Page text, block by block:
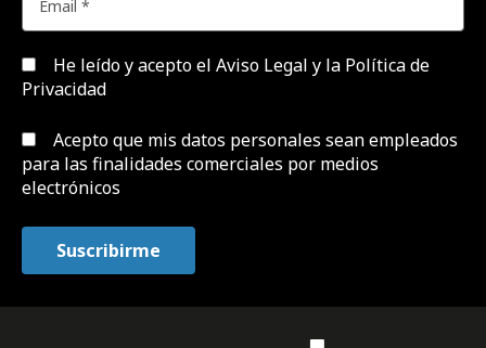
He leído y acepto el Aviso Legal y la Política de
Privacidad
Acepto que mis datos personales sean empleados
para las finalidades comerciales por medios
electrónicos